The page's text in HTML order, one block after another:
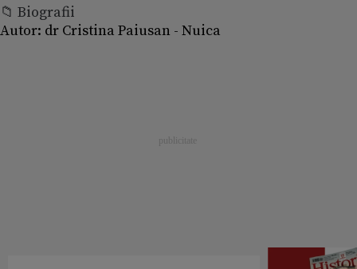
📁 Biografii
Autor: dr Cristina Paiusan - Nuica